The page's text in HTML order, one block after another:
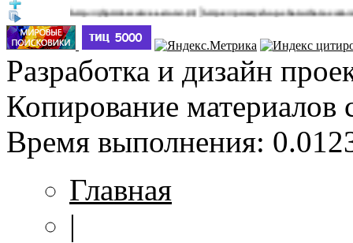
http://jbprimecurves.store/(3)|https://pussyshop.chaturbate.com/male-
Разработка и дизайн
Копирование материалов
Время выполнения:
Главная
|